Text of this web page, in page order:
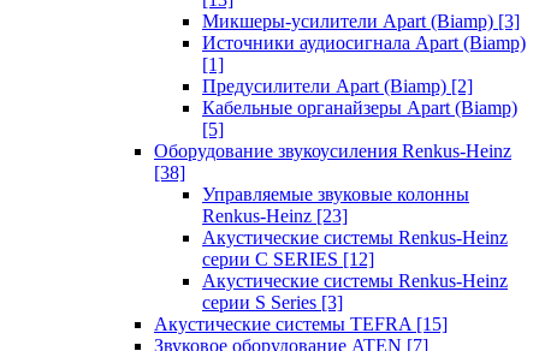
Микшеры-усилители Apart (Biamp) [3]
Источники аудиосигнала Apart (Biamp)
[1]
Предусилители Apart (Biamp) [2]
Кабельные органайзеры Apart (Biamp)
[5]
Оборудование звукоусиления Renkus-Heinz
[38]
Управляемые звуковые колонны
Renkus-Heinz [23]
Акустические системы Renkus-Heinz
серии C SERIES [12]
Акустические системы Renkus-Heinz
серии S Series [3]
Акустические системы TEFRA [15]
Звуковое оборудование ATEN [7]